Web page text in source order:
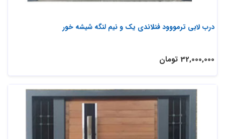
درب لابی ترمووود فنلاندی یک و نیم لنگه شیشه خور
32,000,000 تومان